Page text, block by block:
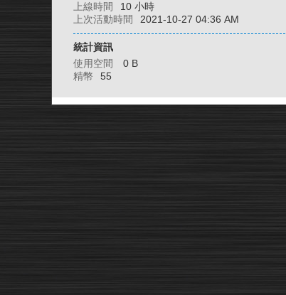
上線時間
10 小時
上次活動時間
2021-10-27 04:36 AM
統計資訊
使用空間
0 B
精幣
55